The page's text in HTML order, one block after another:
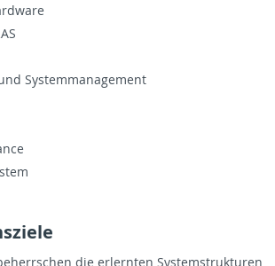
Sys­tem­man­age­ment
die er­lern­ten Sys­tem­struk­turen